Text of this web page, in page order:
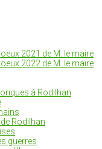
2021 de M. le maire
2022 de M. le maire
à Rodilhan
Rodilhan
guerres